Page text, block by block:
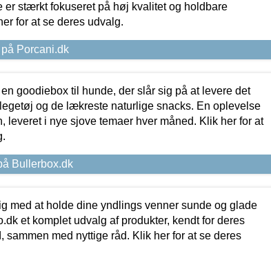
er stærkt fokuseret på høj kvalitet og holdbare
for at se deres udvalg.
Porcani.dk
goodiebox til hunde, der slår sig på at levere det
og de lækreste naturlige snacks. En oplevelse
leveret i nye sjove temaer hver måned. Klik her for at
Bullerbox.dk
med at holde dine yndlings venner sunde og glade
et komplet udvalg af produkter, kendt for deres
sammen med nyttige råd. Klik her for at se deres